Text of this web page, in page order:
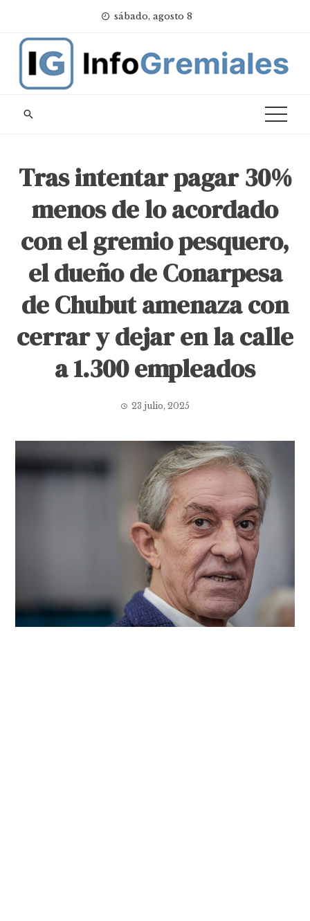
content
sábado, agosto 8
Tras intentar pagar 30%
menos de lo acordado
con el gremio pesquero,
el dueño de Conarpesa
de Chubut amenaza con
cerrar y dejar en la calle
a 1.300 empleados
23 julio, 2025